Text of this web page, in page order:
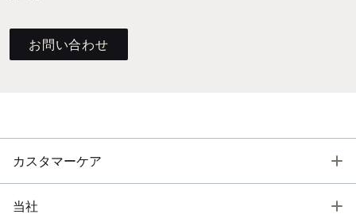
お問い合わせ
カスタマーケア
当社